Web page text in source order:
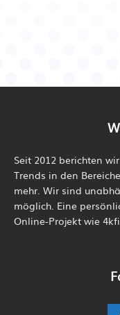
Seit 2012 berichten
Trends in den
mehr. Wir sind
möglich. Eine
Online-Projekt wie